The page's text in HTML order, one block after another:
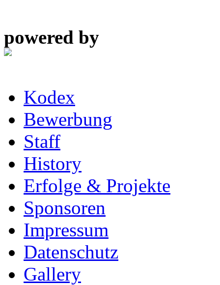
powered by
Kodex
Bewerbung
Staff
History
Erfolge & Projekte
Sponsoren
Impressum
Datenschutz
Gallery